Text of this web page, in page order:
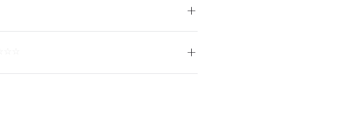
CUIDADO TEXTIL PROFESIONAL: Limpieza en húmedo
No usar blanqueador. PLANCHADO: No planchar. LAVADO:
Cuero